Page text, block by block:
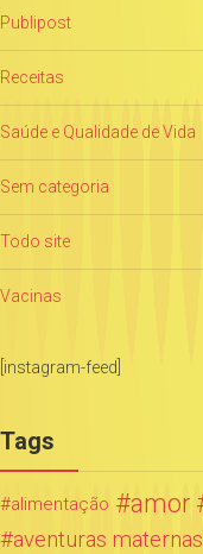
Publipost
Receitas
Saúde e Qualidade de Vida
Sem categoria
Todo site
Vacinas
[instagram-feed]
Tags
alimentação amor
aventuras maternas